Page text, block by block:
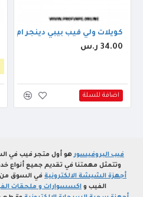
(ايس) 3ملجم 120مل
كويلات ولي فيب بيبي دينجر ام تي ال
34.00 ر.س
اضافة للسلة
فيب البروفيسورهو أول متجر فيب في
وتتمثل مهمتنا في تقديم جميع أنواع
أجهزة الشيشة الالكترونية في السوق من
الفيب و اكسسوارات و ملحقات